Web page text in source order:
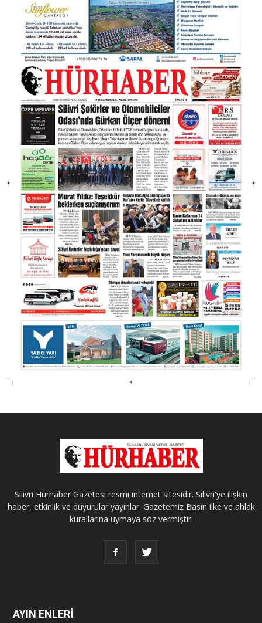
Silivri Hürhaber Gazetesi resmi internet sitesidir. Silivri'ye ilişkin
haber, etkinlik ve duyurular yayınlar. Gazetemiz Basın ilke ve ahlak
kurallarına uymaya söz vermiştir.
AYIN ENLERİ